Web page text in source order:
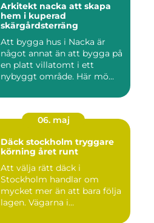
Arkitekt nacka att skapa
hem i kuperad
skärgårdsterräng
Att bygga hus i Nacka är
något annat än att bygga på
en platt villatomt i ett
nybyggt område. Här mö...
06. maj
Däck stockholm tryggare
körning året runt
Att välja rätt däck i
Stockholm handlar om
mycket mer än att bara följa
lagen. Vägarna i